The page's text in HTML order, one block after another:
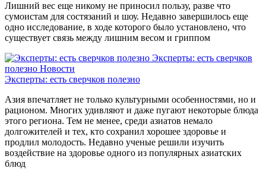
Лишний вес еще никому не приносил пользу, разве что
сумоистам для состязаний и шоу. Недавно завершилось еще
одно исследование, в ходе которого было установлено, что
существует связь между лишним весом и гриппом
Эксперты: есть сверчков
полезно Новости
Эксперты: есть сверчков полезно
Азия впечатляет не только культурными особенностями, но и
рационом. Многих удивляют и даже пугают некоторые блюда
этого региона. Тем не менее, среди азиатов немало
долгожителей и тех, кто сохранил хорошее здоровье и
продлил молодость. Недавно ученые решили изучить
воздействие на здоровье одного из популярных азиатских
блюд